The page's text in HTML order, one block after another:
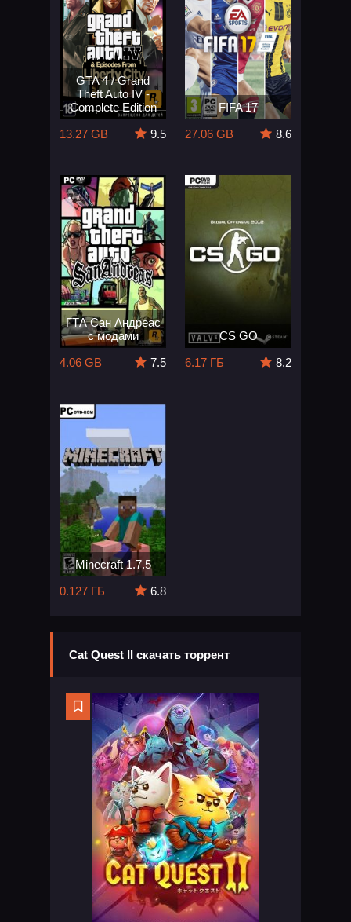
GTA 4 / Grand
Theft Auto IV -
Complete Edition
13.27 GB
9.5
FIFA 17
27.06 GB
8.6
ГТА Сан Андреас
с модами
4.06 GB
7.5
CS GO
6.17 ГБ
8.2
Minecraft 1.7.5
0.127 ГБ
6.8
Cat Quest II скачать торрент